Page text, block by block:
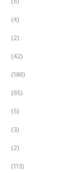
(4)
(2)
(42)
(186)
(65)
(5)
(3)
(2)
(113)